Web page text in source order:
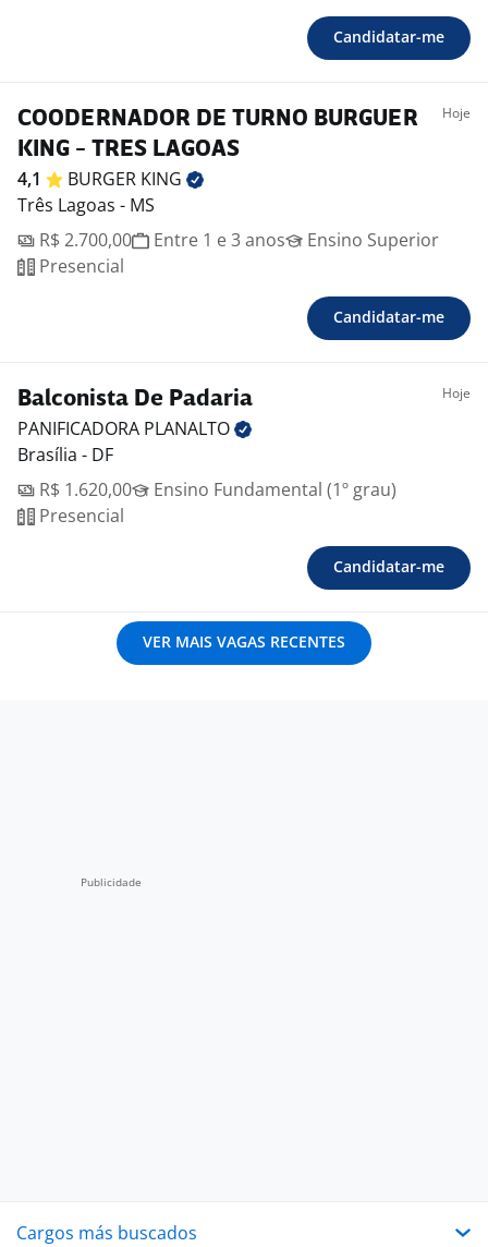
Candidatar-me
COODERNADOR DE TURNO BURGUER
KING - TRES LAGOAS
Hoje
4,1 BURGER KING
Três Lagoas - MS
R$ 2.700,00
Entre 1 e 3 anos
Ensino Superior
Presencial
Candidatar-me
Balconista De Padaria Hoje
PANIFICADORA PLANALTO
Brasília - DF
R$ 1.620,00
Ensino Fundamental (1º grau)
Presencial
Candidatar-me
VER MAIS VAGAS RECENTES
Cargos más buscados